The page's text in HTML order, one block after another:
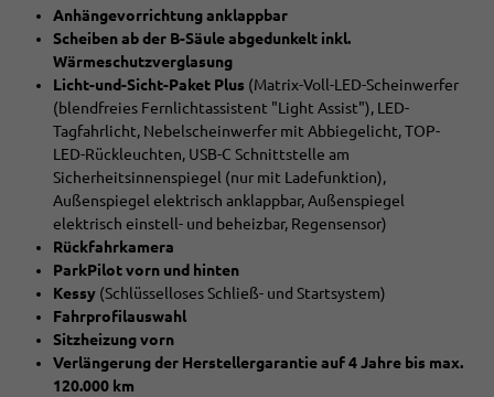
Anhängevorrichtung anklappbar
Scheiben ab der B-Säule abgedunkelt inkl.
Wärmeschutzverglasung
Licht-und-Sicht-Paket Plus (Matrix-Voll-LED-Scheinwerfer
(blendfreies Fernlichtassistent "Light Assist"), LED-
Tagfahrlicht, Nebelscheinwerfer mit Abbiegelicht, TOP-
LED-Rückleuchten, USB-C Schnittstelle am
Sicherheitsinnenspiegel (nur mit Ladefunktion),
Außenspiegel elektrisch anklappbar, Außenspiegel
elektrisch einstell- und beheizbar, Regensensor)
Rückfahrkamera
ParkPilot vorn und hinten
Kessy (Schlüsselloses Schließ- und Startsystem)
Fahrprofilauswahl
Sitzheizung vorn
Verlängerung der Herstellergarantie auf 4 Jahre bis max.
120.000 km